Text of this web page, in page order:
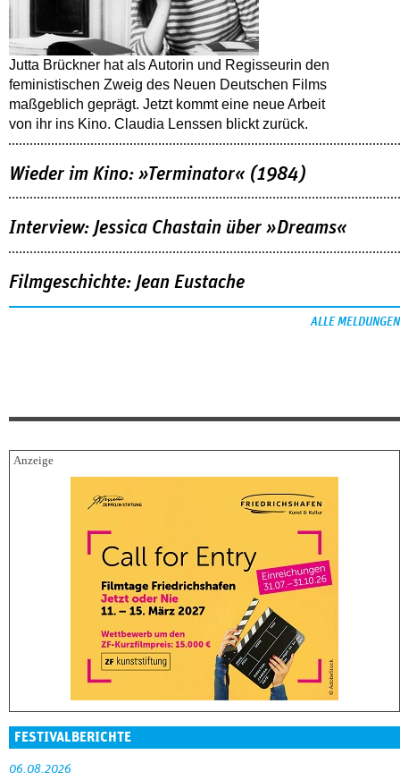
Jutta Brückner hat als Autorin und Regisseurin den
feministischen Zweig des Neuen Deutschen Films
maßgeblich geprägt. Jetzt kommt eine neue Arbeit
von ihr ins Kino. Claudia Lenssen blickt zurück.
Wieder im Kino: »Terminator« (1984)
Interview: Jessica Chastain über »Dreams«
Filmgeschichte: Jean Eustache
ALLE MELDUNGEN
FESTIVALBERICHTE
06.08.2026